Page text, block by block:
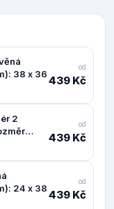
38 x 36
od
439 Kč
2
od
439 Kč
24 x 38
od
439 Kč